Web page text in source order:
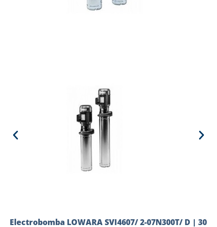
Electrobomba LOWARA SVI4607/ 2-07N300T/ D | 30